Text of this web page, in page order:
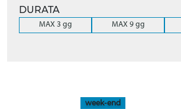
DURATA
MAX 3 gg MAX 9 gg
week-end